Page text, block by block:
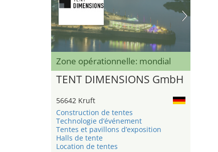
Zone opérationnelle: mondial
TENT DIMENSIONS GmbH
56642 Kruft
Construction de tentes
Technologie d’événement
Tentes et pavillons d’exposition
Halls de tente
Location de tentes